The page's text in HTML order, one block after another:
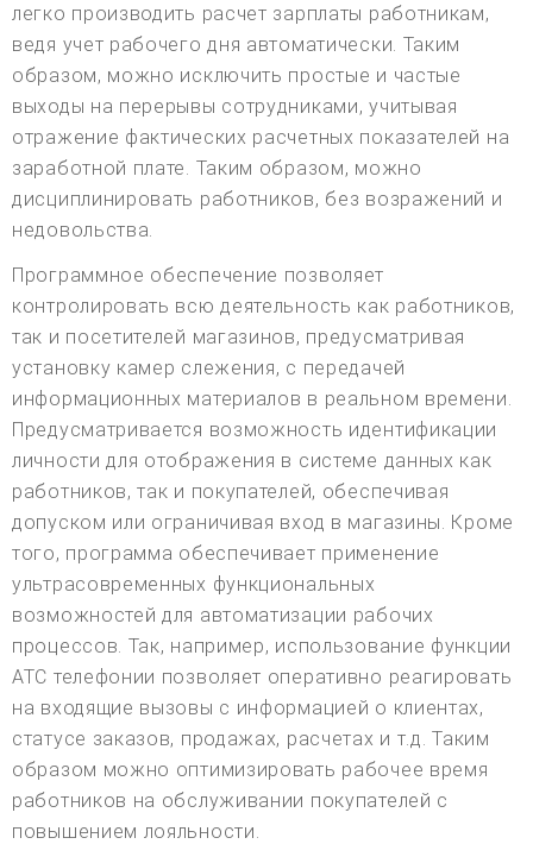
легко производить расчет зарплаты работникам,
ведя учет рабочего дня автоматически. Таким
образом, можно исключить простые и частые
выходы на перерывы сотрудниками, учитывая
отражение фактических расчетных показателей на
заработной плате. Таким образом, можно
дисциплинировать работников, без возражений и
недовольства.
Программное обеспечение позволяет
контролировать всю деятельность как работников,
так и посетителей магазинов, предусматривая
установку камер слежения, с передачей
информационных материалов в реальном времени.
Предусматривается возможность идентификации
личности для отображения в системе данных как
работников, так и покупателей, обеспечивая
допуском или ограничивая вход в магазины. Кроме
того, программа обеспечивает применение
ультрасовременных функциональных
возможностей для автоматизации рабочих
процессов. Так, например, использование функции
АТС телефонии позволяет оперативно реагировать
на входящие вызовы с информацией о клиентах,
статусе заказов, продажах, расчетах и т.д. Таким
образом можно оптимизировать рабочее время
работников на обслуживании покупателей с
повышением лояльности.